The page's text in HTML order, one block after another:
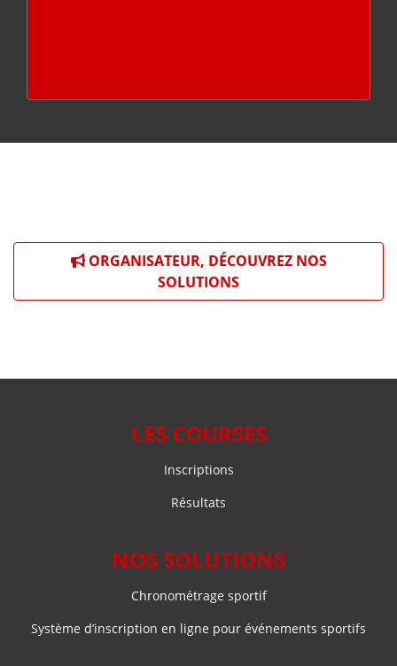
ORGANISATEUR, DÉCOUVREZ NOS
SOLUTIONS
LES COURSES
Inscriptions
Résultats
NOS SOLUTIONS
Chronométrage sportif
Système d’inscription en ligne pour événements sportifs